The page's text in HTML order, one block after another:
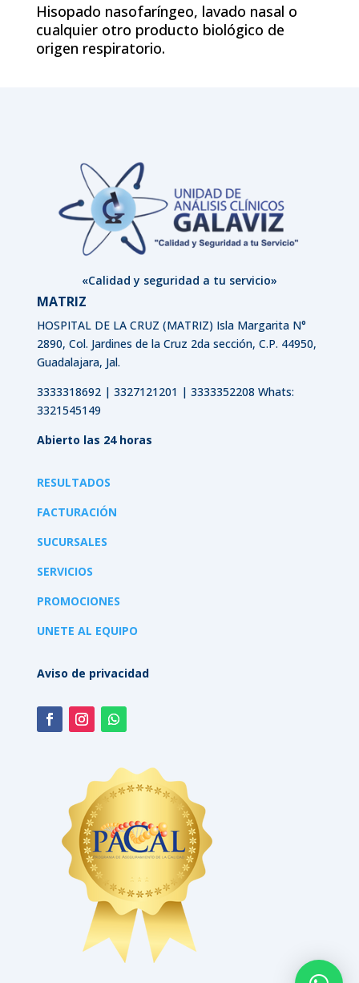
Hisopado nasofaríngeo, lavado nasal o
cualquier otro producto biológico de
origen respiratorio.
«Calidad y seguridad a tu servicio»
MATRIZ
HOSPITAL DE LA CRUZ (MATRIZ) Isla Margarita N°
2890, Col. Jardines de la Cruz 2da sección, C.P. 44950,
Guadalajara, Jal.
3333318692 | 3327121201 | 3333352208 Whats:
3321545149
Abierto las 24 horas
RESULTADOS
FACTURACIÓN
SUCURSALES
SERVICIOS
PROMOCIONES
UNETE AL EQUIPO
Aviso de privacidad